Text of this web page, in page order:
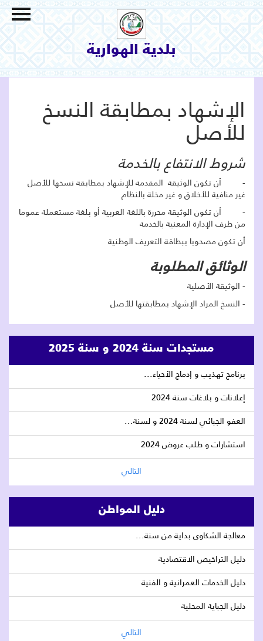
الاتصال بنا
السياحة و الثقافة
البيئة والمحيط
خدمات بلدية
البلدية
بلدية الهوارية
الإشهاد بمطابقة النسخ
للأصل
شروط الانتفاع بالخدمة
- أن تكون الوثيقة المقدمة للإشهاد بمطابقة نسخها للأصل
غير منافية للأخلاق و غير مخلة بالنظام
- أن تكون الوثيقة محررة باللغة العربية أو بلغة مستعملة عموما
من طرف الإدارة المعنية بالخدمة
أن تكون مصحوبا ببطاقة التعريف الوطنية
الوثائق المطلوبة
- الوثيقة الأصلية
- النسخ المراد الإشهاد بمطابقتها للأصل
مستجدات سنة 2024 و سنة 2025
برنامج تهذيب و إدماج الأحياء...
إعلانات و بلاغات سنة 2024
العفو الجبائي لسنة 2024 و لسنة...
استشارات و طلب عروض 2024
التالي
دليل المواطن
معالجة الشكاوى بداية من سنة...
دليل التراخيص الاقتصادية
دليل الخدمات العمرانية و الفنية
دليل الجباية المحلية
التالي